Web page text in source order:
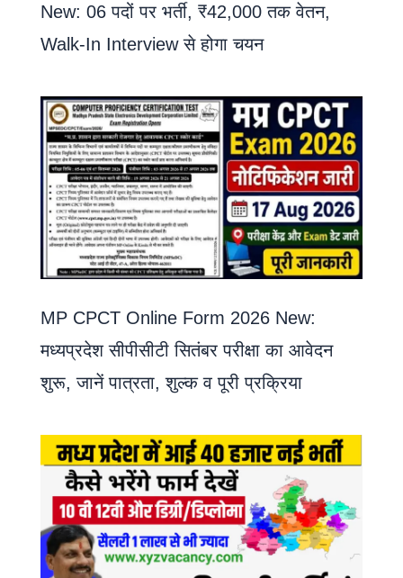
New: 06 पदों पर भर्ती, ₹42,000 तक वेतन,
Walk-In Interview से होगा चयन
MP CPCT Online Form 2026 New:
मध्यप्रदेश सीपीसीटी सितंबर परीक्षा का आवेदन
शुरू, जानें पात्रता, शुल्क व पूरी प्रक्रिया